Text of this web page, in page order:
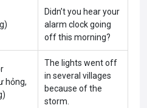
Didn’t you hear your
alarm clock going
off this morning?
hỏng,
The lights went off
in several villages
because of the
storm.